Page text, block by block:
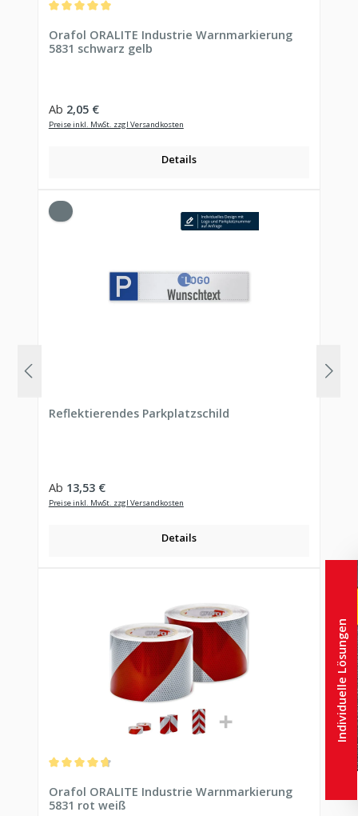
Orafol ORALITE Industrie Warnmarkierung
5831 schwarz gelb
Regulärer Preis:
Ab 2,05 €
Preise inkl. MwSt. zzgl Versandkosten
Details
Reflektierendes Parkplatzschild
Regulärer Preis:
Ab 13,53 €
Preise inkl. MwSt. zzgl Versandkosten
Details
Orafol ORALITE Industrie Warnmarkierung
5831 rot weiß
Individuelle Lösungen